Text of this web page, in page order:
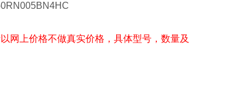
网上价格不做真实价格，具体型号，数量及